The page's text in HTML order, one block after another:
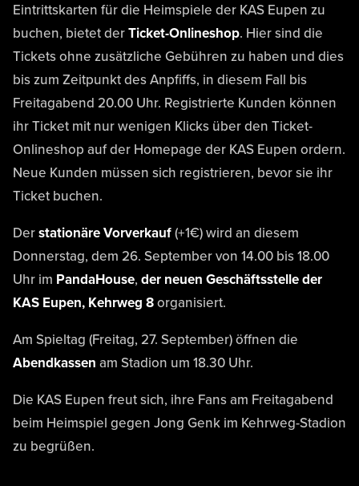
Eintrittskarten für die Heimspiele der KAS Eupen zu
buchen, bietet derTicket-Onlineshop. Hier sind die
Tickets ohne zusätzliche Gebühren zu haben und dies
bis zum Zeitpunkt des Anpfiffs, in diesem Fall bis
Freitagabend 20.00 Uhr. Registrierte Kunden können
ihr Ticket mit nur wenigen Klicks über den Ticket-
Onlineshop auf der Homepage der KAS Eupen ordern.
Neue Kunden müssen sich registrieren, bevor sie ihr
Ticket buchen.
Derstationäre Vorverkauf(+1€) wird an diesem
Donnerstag, dem 26. September von 14.00 bis 18.00
Uhr im PandaHouse, der neuen Geschäftsstelle der
KAS Eupen, Kehrweg 8organisiert.
Am Spieltag (Freitag, 27. September) öffnen die
Abendkassen am Stadion um 18.30 Uhr.
Die KAS Eupen freut sich, ihre Fans am Freitagabend
beim Heimspiel gegen Jong Genk im Kehrweg-Stadion
zu begrüßen.